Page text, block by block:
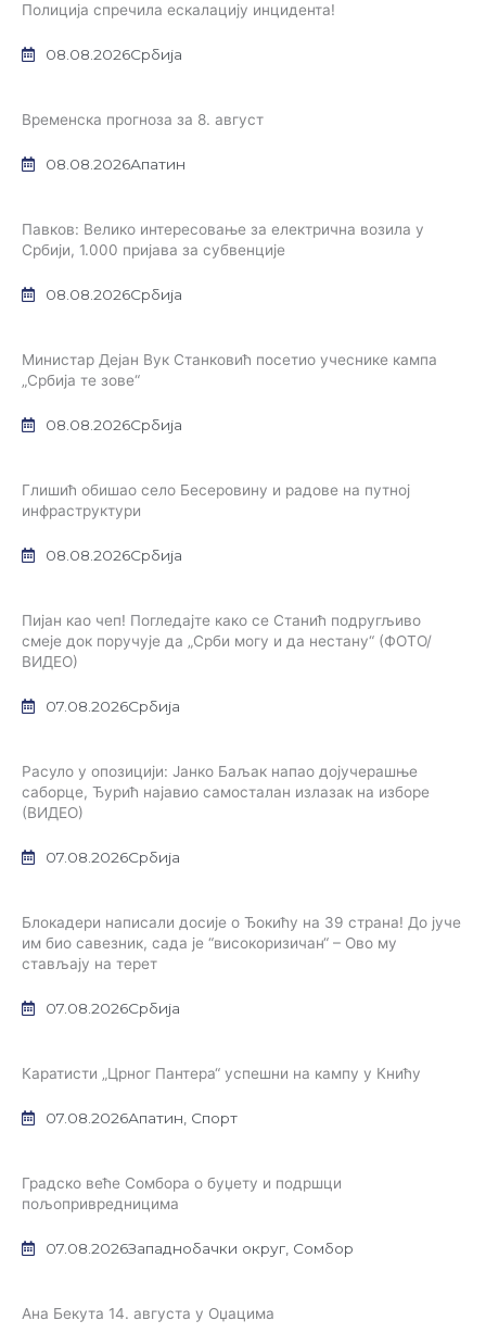
Полиција спречила ескалацију инцидента!
08.08.2026Србија
Временска прогноза за 8. август
08.08.2026Апатин
Павков: Велико интересовање за електрична возила у
Србији, 1.000 пријава за субвенције
08.08.2026Србија
Министар Дејан Вук Станковић посетио учеснике кампа
„Србија те зове“
08.08.2026Србија
Глишић обишао село Бесеровину и радове на путној
инфраструктури
08.08.2026Србија
Пијан као чеп! Погледајте како се Станић подругљиво
смеје док поручује да „Срби могу и да нестану“ (ФОТО/
ВИДЕО)
07.08.2026Србија
Расуло у опозицији: Јанко Баљак напао дојучерашње
саборце, Ђурић најавио самосталан излазак на изборе
(ВИДЕО)
07.08.2026Србија
Блокадери написали досије о Ђокићу на 39 страна! До јуче
им био савезник, сада је “високоризичан“ – Ово му
стављају на терет
07.08.2026Србија
Каратисти „Црног Пантера“ успешни на кампу у Книћу
07.08.2026Апатин, Спорт
Градско веће Сомбора о буџету и подршци
пољопривредницима
07.08.2026Западнобачки округ, Сомбор
Ана Бекута 14. августа у Оџацима